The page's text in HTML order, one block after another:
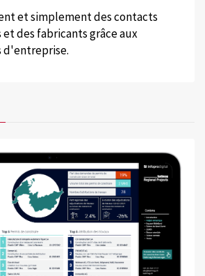
et simplement des contacts
et des fabricants grâce aux
d'entreprise.